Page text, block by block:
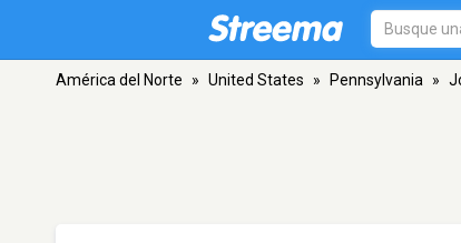
América del Norte » United States » Pennsylvania »